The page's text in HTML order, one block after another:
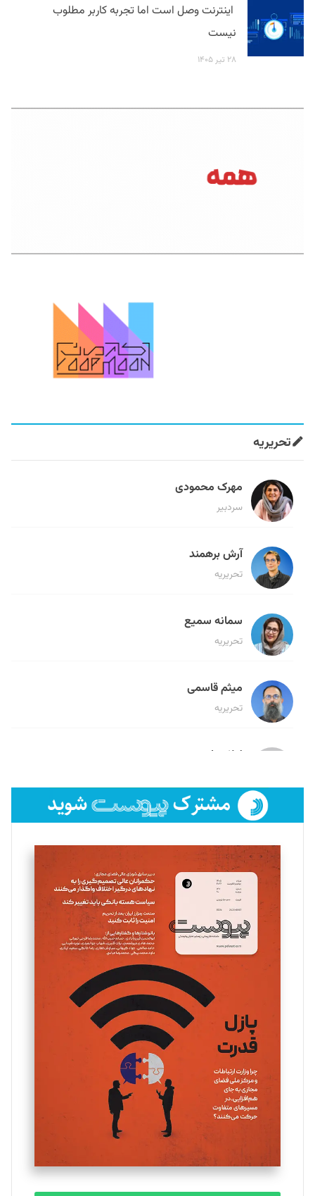
اینترنت وصل است اما تجربه کاربر مطلوب
نیست
۲۸ تیر ۱۴۰۵
تحریریه
مهرک محمودی
سردبیر
آرش برهمند
تحریریه
سمانه سمیع
تحریریه
میثم قاسمی
تحریریه
لیلا حنارود
فائزه فتحی رستمی
تحریریه
سروش کرمیان
تحریریه
مینا پاکدل
یسنا امان‌پور
تحریریه
ملینا جعفری
تحریریه
مصطفی مسجدی آرانی
تحریریه